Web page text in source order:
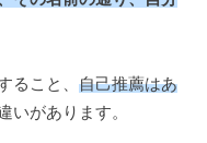
ること、自己推薦はあ
いがあります。